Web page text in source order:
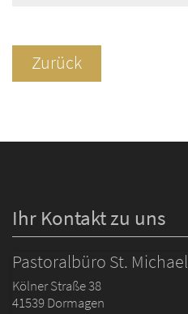
Zurück
Ihr Kontakt zu uns
Pastoralbüro St. Michael
Kölner Straße 38
41539Dormagen